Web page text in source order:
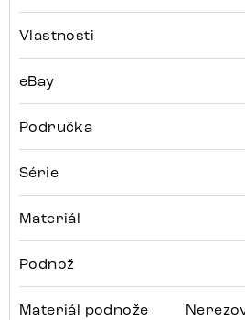
Vlastnosti
eBay
Područka
Série
Materiál
Podnož
Materiál podnože